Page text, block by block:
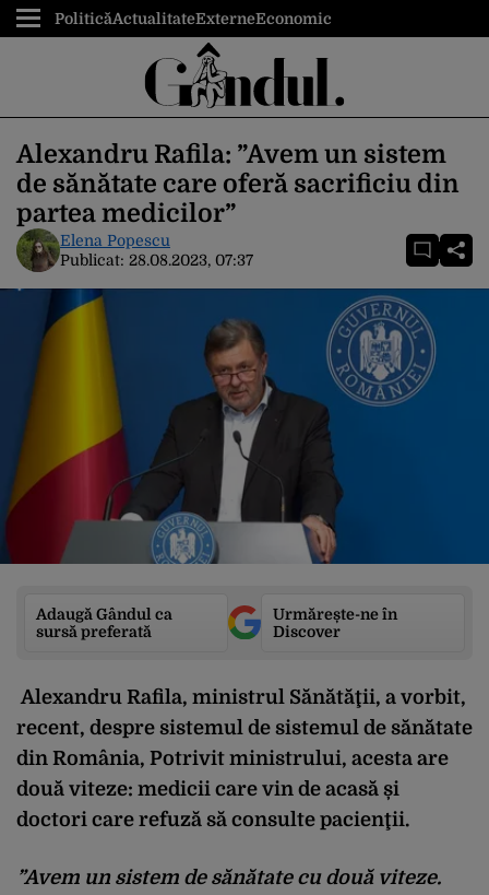
PoliticăActualitateExterneEconomic
Alexandru Rafila: ”Avem un sistem
de sănătate care oferă sacrificiu din
partea medicilor”
Elena Popescu
Publicat: 28.08.2023, 07:37
Adaugă Gândul ca
sursă preferată
Urmărește-ne în
Discover
Alexandru Rafila, ministrul Sănătăţii, a vorbit,
recent, despre sistemul de sistemul de sănătate
din România, Potrivit ministrului, acesta are
două viteze: medicii care vin de acasă și
doctori care refuză să consulte pacienţii.
”Avem un sistem de sănătate cu două viteze.